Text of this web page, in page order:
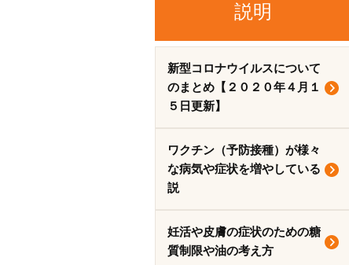
説明
新型コロナウイルスについて
のまとめ【２０２０年４月１
５日更新】
ワクチン（予防接種）が様々
な病気や症状を増やしている
説
妊活や皮膚の症状のための糖
質制限や油の考え方